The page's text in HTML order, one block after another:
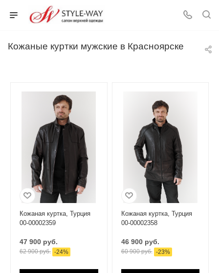
Кожаные куртки мужские в Красноярске
Кожаная куртка, Турция
00-00002359
47 900 руб.
62 900 руб. -24%
Кожаная куртка, Турция
00-00002358
46 900 руб.
60 900 руб. -23%